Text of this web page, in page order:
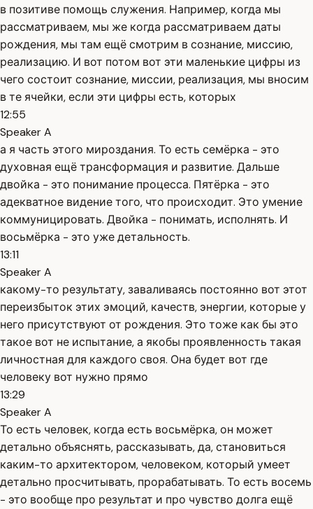
в позитиве помощь служения. Например, когда мы
рассматриваем, мы же когда рассматриваем даты
рождения, мы там ещё смотрим в сознание, миссию,
реализацию. И вот потом вот эти маленькие цифры из
чего состоит сознание, миссии, реализация, мы вносим
в те ячейки, если эти цифры есть, которых
12:55
Speaker A
а я часть этого мироздания. То есть семёрка - это
духовная ещё трансформация и развитие. Дальше
двойка - это понимание процесса. Пятёрка - это
адекватное видение того, что происходит. Это умение
коммуницировать. Двойка - понимать, исполнять. И
восьмёрка - это уже детальность.
13:11
Speaker A
какому-то результату, заваливаясь постоянно вот этот
переизбыток этих эмоций, качеств, энергии, которые у
него присутствуют от рождения. Это тоже как бы это
такое вот не испытание, а якобы проявленность такая
личностная для каждого своя. Она будет вот где
человеку вот нужно прямо
13:29
Speaker A
То есть человек, когда есть восьмёрка, он может
детально объяснять, рассказывать, да, становиться
каким-то архитектором, человеком, который умеет
детально просчитывать, прорабатывать. То есть восемь
- это вообще про результат и про чувство долга ещё